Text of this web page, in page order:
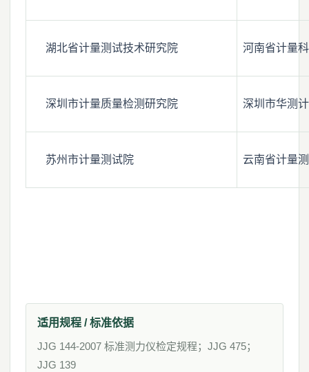
湖北省计量测试技术研究院 河南省计量
深圳市计量质量检测研究院 深圳市华测
苏州市计量测试院 云南省计量
适用规程 / 标准依据
JJG 144-2007 标准测力仪检定规程；JJG 475；
JJG 139